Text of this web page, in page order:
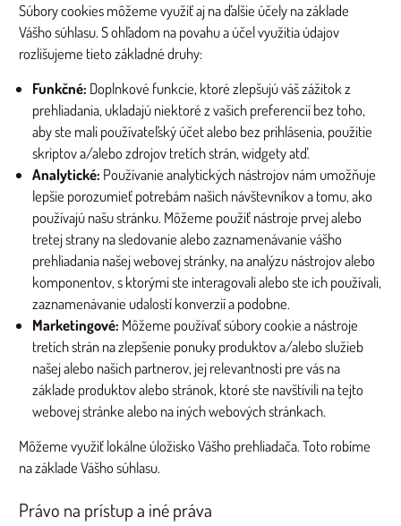
Súbory cookies môžeme využiť aj na ďalšie účely na základe
Vášho súhlasu. S ohľadom na povahu a účel využitia údajov
rozlišujeme tieto základné druhy:
Funkčné: Doplnkové funkcie, ktoré zlepšujú váš zážitok z
prehliadania, ukladajú niektoré z vašich preferencií bez toho,
aby ste mali používateľský účet alebo bez prihlásenia, použitie
skriptov a/alebo zdrojov tretích strán, widgety atď.
Analytické: Používanie analytických nástrojov nám umožňuje
lepšie porozumieť potrebám našich návštevníkov a tomu, ako
používajú našu stránku. Môžeme použiť nástroje prvej alebo
tretej strany na sledovanie alebo zaznamenávanie vášho
prehliadania našej webovej stránky, na analýzu nástrojov alebo
komponentov, s ktorými ste interagovali alebo ste ich používali,
zaznamenávanie udalostí konverzií a podobne.
Marketingové: Môžeme používať súbory cookie a nástroje
tretích strán na zlepšenie ponuky produktov a/alebo služieb
našej alebo našich partnerov, jej relevantnosti pre vás na
základe produktov alebo stránok, ktoré ste navštívili na tejto
webovej stránke alebo na iných webových stránkach.
Môžeme využiť lokálne úložisko Vášho prehliadača. Toto robíme
na základe Vášho súhlasu.
Právo na prístup a iné práva